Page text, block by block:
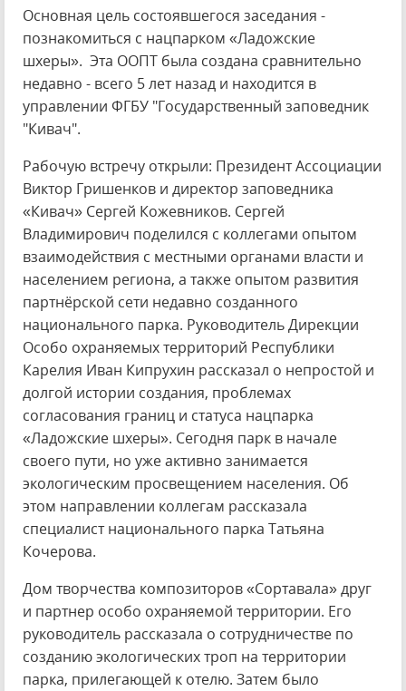
Основная цель состоявшегося заседания -
познакомиться с нацпарком «Ладожские
шхеры». Эта ООПТ была создана сравнительно
недавно - всего 5 лет назад и находится в
управлении ФГБУ "Государственный заповедник
"Кивач".
Рабочую встречу открыли: Президент Ассоциации
Виктор Гришенков и директор заповедника
«Кивач» Сергей Кожевников. Сергей
Владимирович поделился с коллегами опытом
взаимодействия с местными органами власти и
населением региона, а также опытом развития
партнёрской сети недавно созданного
национального парка. Руководитель Дирекции
Особо охраняемых территорий Республики
Карелия Иван Кипрухин рассказал о непростой и
долгой истории создания, проблемах
согласования границ и статуса нацпарка
«Ладожские шхеры». Сегодня парк в начале
своего пути, но уже активно занимается
экологическим просвещением населения. Об
этом направлении коллегам рассказала
специалист национального парка Татьяна
Кочерова.
Дом творчества композиторов «Сортавала» друг
и партнер особо охраняемой территории. Его
руководитель рассказала о сотрудничестве по
созданию экологических троп на территории
парка, прилегающей к отелю. Затем было